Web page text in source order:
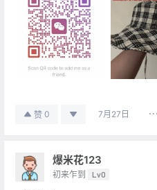
赞 0 7月27日
爆米花123
初来乍到 Lv0